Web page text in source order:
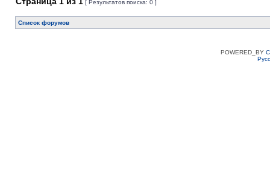
[ Результатов поиска: 0 ]
Список форумов
POWERED_BY